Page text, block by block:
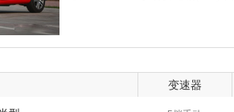
变速器